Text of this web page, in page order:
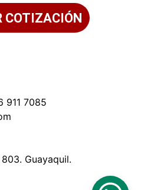
COTIZACIÓN
Guayaquil.
911 7085